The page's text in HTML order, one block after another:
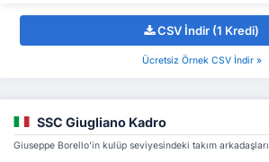
CSV İndir (1 Kredi)
Ücretsiz Örnek CSV İndir »
SSC Giugliano Kadro
Giuseppe Borello'in kulüp seviyesindeki takım arkadaşları